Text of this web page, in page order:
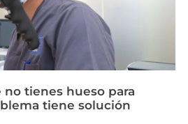
no tienes hueso para
tiene solución